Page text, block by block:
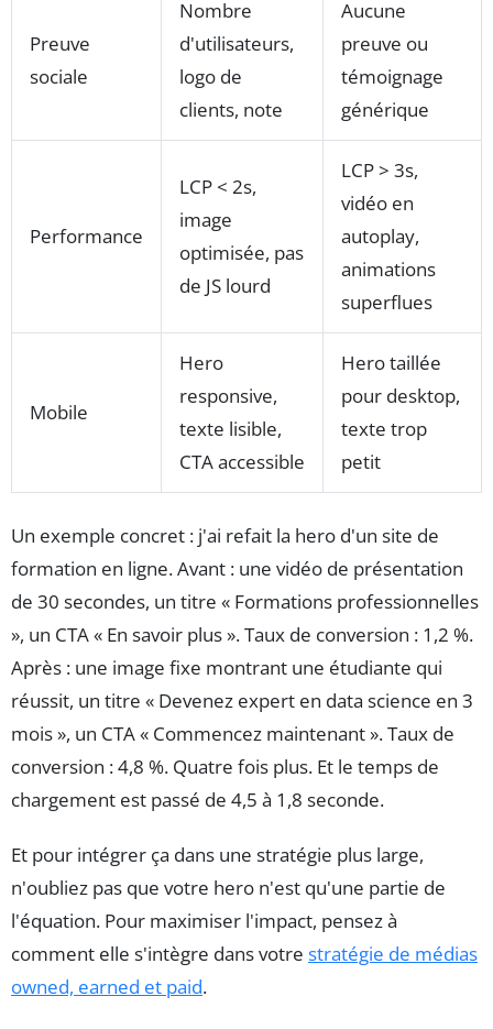
Preuve
sociale
Nombre
d'utilisateurs,
logo de
clients, note
Aucune
preuve ou
témoignage
générique
Performance
LCP < 2s,
image
optimisée, pas
de JS lourd
LCP > 3s,
vidéo en
autoplay,
animations
superflues
Mobile
Hero
responsive,
texte lisible,
CTA accessible
Hero taillée
pour desktop,
texte trop
petit
Un exemple concret : j'ai refait la hero d'un site de
formation en ligne. Avant : une vidéo de présentation
de 30 secondes, un titre « Formations professionnelles
», un CTA « En savoir plus ». Taux de conversion : 1,2 %.
Après : une image fixe montrant une étudiante qui
réussit, un titre « Devenez expert en data science en 3
mois », un CTA « Commencez maintenant ». Taux de
conversion : 4,8 %. Quatre fois plus. Et le temps de
chargement est passé de 4,5 à 1,8 seconde.
Et pour intégrer ça dans une stratégie plus large,
n'oubliez pas que votre hero n'est qu'une partie de
l'équation. Pour maximiser l'impact, pensez à
comment elle s'intègre dans votre stratégie de médias
owned, earned et paid.